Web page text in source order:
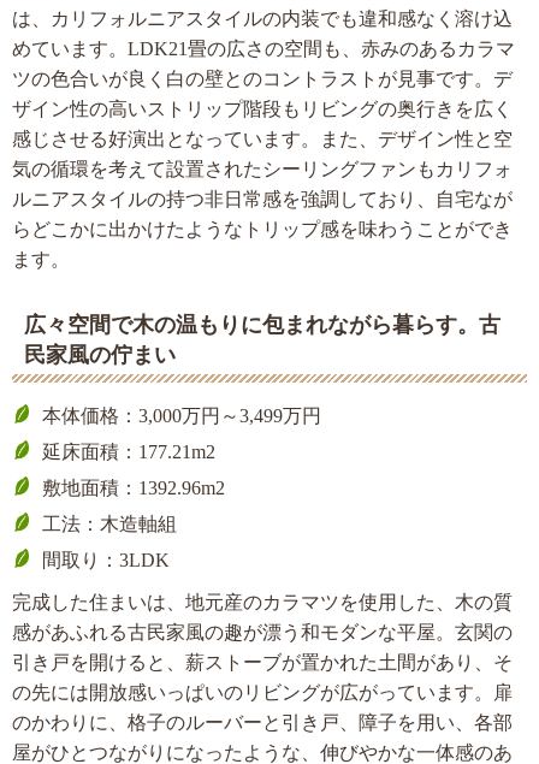
は、カリフォルニアスタイルの内装でも違和感なく溶け込
めています。LDK21畳の広さの空間も、赤みのあるカラマ
ツの色合いが良く白の壁とのコントラストが見事です。デ
ザイン性の高いストリップ階段もリビングの奥行きを広く
感じさせる好演出となっています。また、デザイン性と空
気の循環を考えて設置されたシーリングファンもカリフォ
ルニアスタイルの持つ非日常感を強調しており、自宅なが
らどこかに出かけたようなトリップ感を味わうことができ
ます。
広々空間で木の温もりに包まれながら暮らす。古
民家風の佇まい
本体価格：3,000万円～3,499万円
延床面積：177.21m2
敷地面積：1392.96m2
工法：木造軸組
間取り：3LDK
完成した住まいは、地元産のカラマツを使用した、木の質
感があふれる古民家風の趣が漂う和モダンな平屋。玄関の
引き戸を開けると、薪ストーブが置かれた土間があり、そ
の先には開放感いっぱいのリビングが広がっています。扉
のかわりに、格子のルーバーと引き戸、障子を用い、各部
屋がひとつながりになったような、伸びやかな一体感のあ